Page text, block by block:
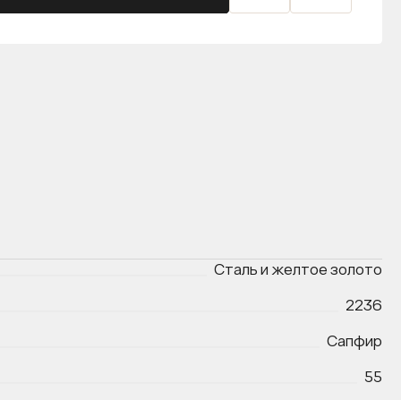
Сталь и желтое золото
2236
Сапфир
55